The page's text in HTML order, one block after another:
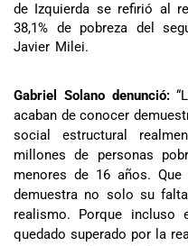
de Izquierda se refirió al
38,1% de pobreza del
Javier Milei.
Gabriel Solano denunció:
acaban de conocer
social estructural
millones de personas
menores de 16 años.
demuestra no solo su
realismo. Porque incluso
quedado superado por la